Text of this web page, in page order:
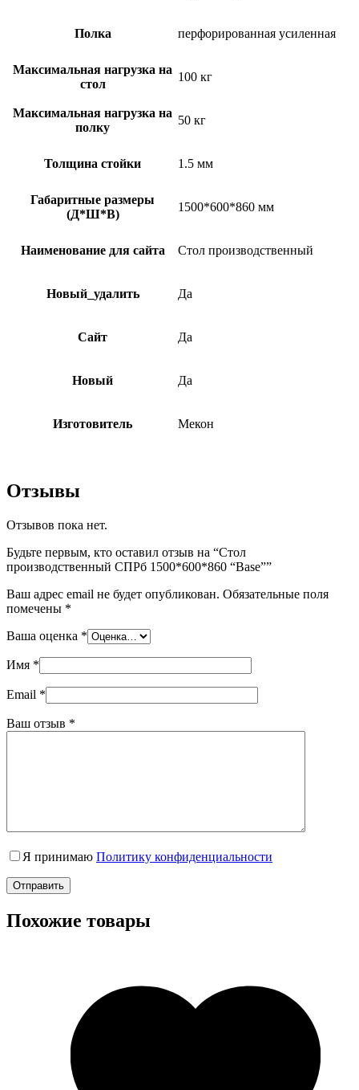
Полка перфорированная усиленная
Максимальная нагрузка на
стол
100 кг
Максимальная нагрузка на
полку
50 кг
Толщина стойки 1.5 мм
Габаритные размеры
(Д*Ш*В)
1500*600*860 мм
Наименование для сайта Стол производственный
Новый_удалить Да
Сайт Да
Новый Да
Изготовитель Мекон
Отзывы
Отзывов пока нет.
Будьте первым, кто оставил отзыв на “Стол
производственный СПРб 1500*600*860 “Base””
Ваш адрес email не будет опубликован. Обязательные поля
помечены *
Ваша оценка *
Имя *
Email *
Ваш отзыв *
Я принимаю Политику конфиденциальности
Отправить
Похожие товары